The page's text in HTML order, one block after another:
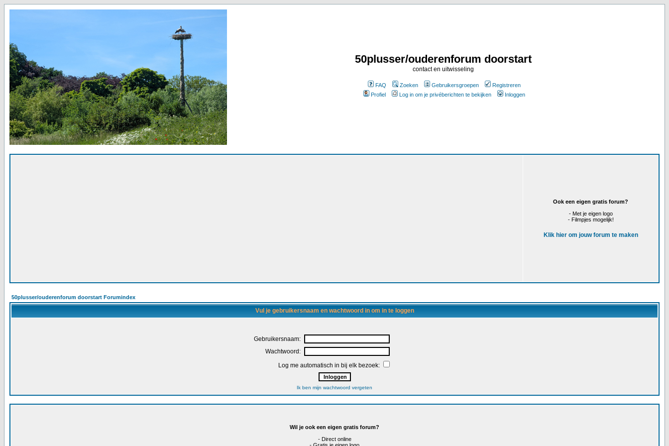
50plusser/ouderenforum doorstart
contact en uitwisseling
FAQ Zoeken Gebruikersgroepen
Registreren
Profiel
Log in om je privéberichten te bekijken Inloggen
Ook een eigen gratis forum?
- Met je eigen logo
- Filmpjes mogelijk!
Klik hier om jouw forum te maken
50plusser/ouderenforum doorstart Forumindex
Vul je gebruikersnaam en wachtwoord in om in te loggen
Gebruikersnaam:
Wachtwoord:
Log me automatisch in bij elk bezoek:
Ik ben mijn wachtwoord vergeten
Wil je ook een eigen gratis forum?
- Direct online